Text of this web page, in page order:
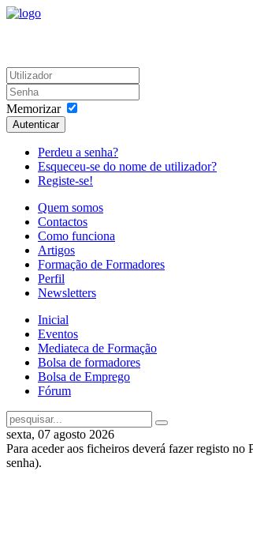
Memorizar
Autenticar
Perdeu a senha?
Esqueceu-se do nome de utilizador?
Registe-se!
Quem somos
Contactos
Como funciona
Artigos
Formação de Formadores
Perfil
Newsletters
Inicial
Eventos
Mediateca de Formação
Bolsa de formadores
Bolsa de Emprego
Fórum
sexta, 07 agosto 2026
Para aceder aos ficheiros deverá fazer registo
senha).